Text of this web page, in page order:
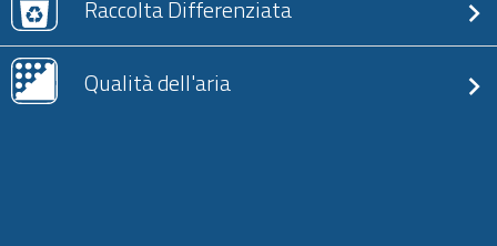
Raccolta Differenziata
Qualità dell'aria